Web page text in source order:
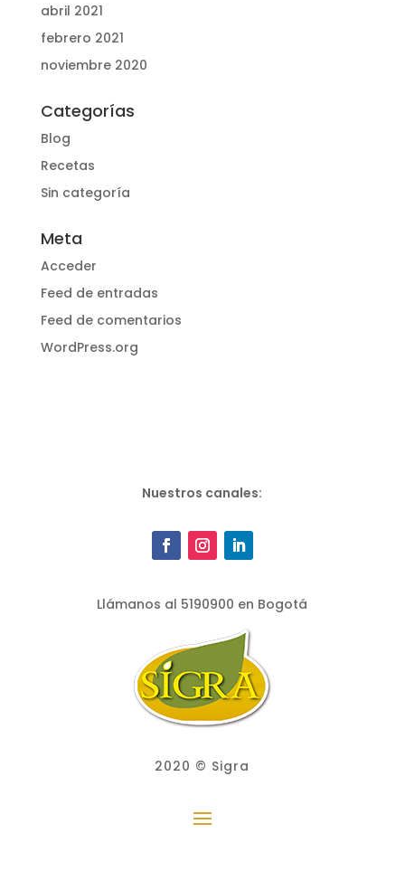
abril 2021
febrero 2021
noviembre 2020
Categorías
Blog
Recetas
Sin categoría
Meta
Acceder
Feed de entradas
Feed de comentarios
WordPress.org
Nuestros canales:
Llámanos al 5190900 en Bogotá
2020 © Sigra